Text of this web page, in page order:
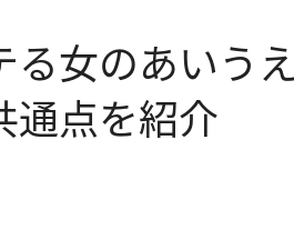
る女のあい
通点を紹介